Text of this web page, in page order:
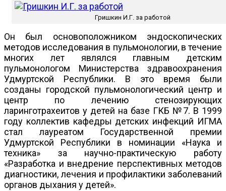
Гришкин И.Г. за работой
Он был основоположником эндоскопических
методов исследования в пульмонологии, в течение
многих лет являлся главным детским
пульмонологом Министерства здравоохранения
Удмуртской Республики. В это время были
созданы городской пульмонологический центр и
центр по лечению стенозирующих
ларинготрахеитов у детей на базе ГКБ №7. В 1999
году коллектив кафедры детских инфекций ИГМА
стал лауреатом Государственной премии
Удмуртской Республики в номинации «Наука и
техника» за научно-практическую работу
«Разработка и внедрение перспективных методов
диагностики, лечения и профилактики заболеваний
органов дыхания у детей».